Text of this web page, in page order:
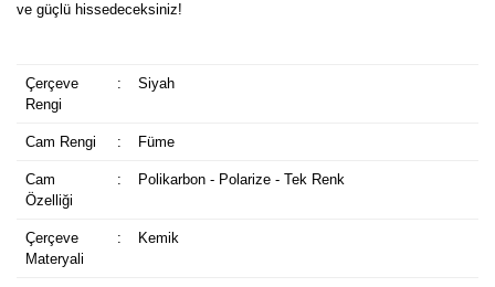
ve güçlü hissedeceksiniz!
Çerçeve
Rengi
: Siyah
Cam Rengi : Füme
Cam
Özelliği
: Polikarbon - Polarize - Tek Renk
Çerçeve
Materyali
: Kemik